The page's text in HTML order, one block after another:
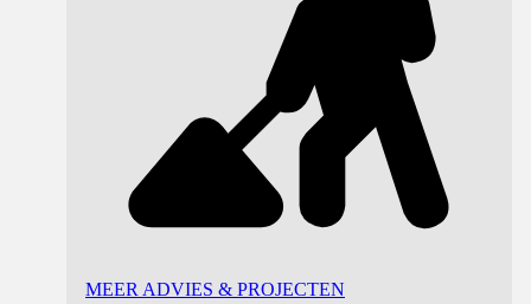
MEER ADVIES & PROJECTEN